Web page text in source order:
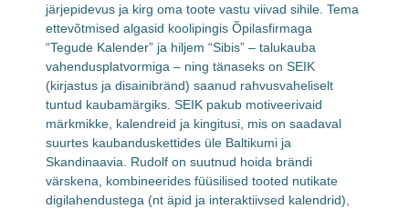
järjepidevus ja kirg oma toote vastu viivad sihile. Tema
ettevõtmised algasid koolipingis Õpilasfirmaga
“Tegude Kalender” ja hiljem “Sibis” – talukauba
vahendusplatvormiga – ning tänaseks on SEIK
(kirjastus ja disainibränd) saanud rahvusvaheliselt
tuntud kaubamärgiks. SEIK pakub motiveerivaid
märkmikke, kalendreid ja kingitusi, mis on saadaval
suurtes kaubanduskettides üle Baltikumi ja
Skandinaavia. Rudolf on suutnud hoida brändi
värskena, kombineerides füüsilised tooted nutikate
digilahendustega (nt äpid ja interaktiivsed kalendrid),